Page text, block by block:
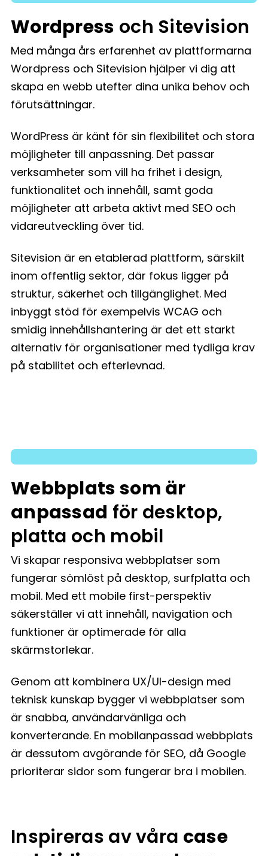
Wordpress och Sitevision
Med många års erfarenhet av plattformarna
Wordpress och Sitevision hjälper vi dig att
skapa en webb utefter dina unika behov och
förutsättningar.
WordPress är känt för sin flexibilitet och stora
möjligheter till anpassning. Det passar
verksamheter som vill ha frihet i design,
funktionalitet och innehåll, samt goda
möjligheter att arbeta aktivt med SEO och
vidareutveckling över tid.
Sitevision är en etablerad plattform, särskilt
inom offentlig sektor, där fokus ligger på
struktur, säkerhet och tillgänglighet. Med
inbyggt stöd för exempelvis WCAG och
smidig innehållshantering är det ett starkt
alternativ för organisationer med tydliga krav
på stabilitet och efterlevnad.
Webbplats som är
anpassad för desktop,
platta och mobil
Vi skapar responsiva webbplatser som
fungerar sömlöst på desktop, surfplatta och
mobil. Med ett mobile first-perspektiv
säkerställer vi att innehåll, navigation och
funktioner är optimerade för alla
skärmstorlekar.
Genom att kombinera UX/UI-design med
teknisk kunskap bygger vi webbplatser som
är snabba, användarvänliga och
konverterande. En mobilanpassad webbplats
är dessutom avgörande för SEO, då Google
prioriterar sidor som fungerar bra i mobilen.
Inspireras av våra case